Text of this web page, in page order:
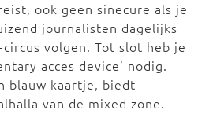
ook geen sinecure als je
journalisten dagelijks
volgen. Tot slot heb je
acces device’ nodig.
blauw kaartje, biedt
van de mixed zone.